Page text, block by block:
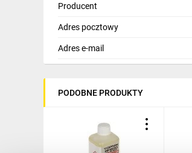
Smart home
Producent
Adres pocztowy
Adres e-mail
PODOBNE PRODUKTY